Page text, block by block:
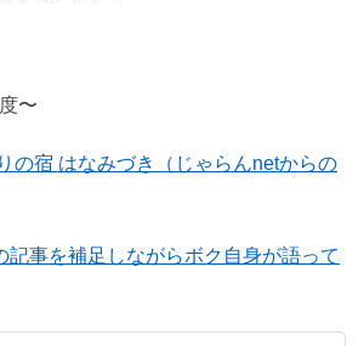
〜
の宿 はなみづき（じゃらんnetからの
記事を補足しながらボク自身が語って